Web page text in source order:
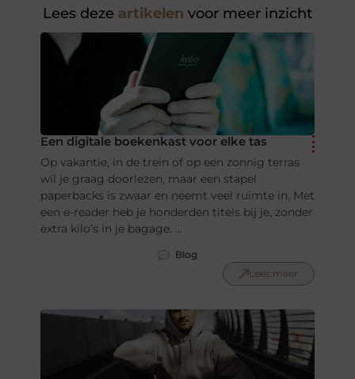
Lees deze artikelen voor meer inzicht
Een digitale boekenkast voor elke tas
Op vakantie, in de trein of op een zonnig terras
wil je graag doorlezen, maar een stapel
paperbacks is zwaar en neemt veel ruimte in. Met
een e-reader heb je honderden titels bij je, zonder
extra kilo’s in je bagage. ...
Blog
Lees meer